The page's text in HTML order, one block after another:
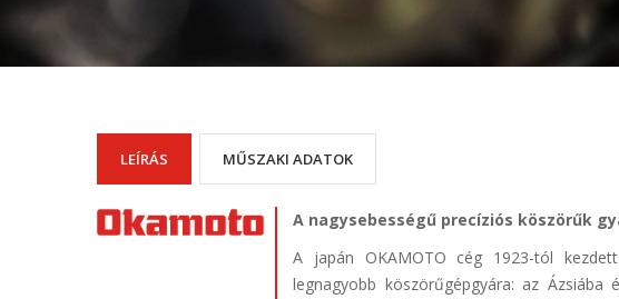
LEÍRÁS MŰSZAKI ADATOK
A nagysebességű precíziós köszörűk
A japán OKAMOTO cég 1923-tól
legnagyobb köszörűgépgyára: az